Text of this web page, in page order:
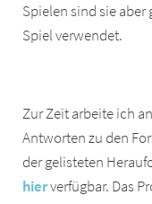
Spielen sind sie
Spiel verwendet.
Zur Zeit arbeite ich
Antworten zu den
der gelisteten
hierverfügbar. Das